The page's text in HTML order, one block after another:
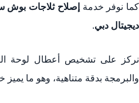
كما نوفر خدمة
إصلاح ثلاجات بوش
ديجيتال دبي.
نركز على تشخيص أعطال لوحة
والبرمجة بدقة متناهية، وهو ما يميز